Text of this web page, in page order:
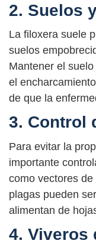
2. Suelos
La filoxera suele
suelos
Mantener el
el
de que la
3. Control
Para evitar la
importante
como vectores
plagas pueden
alimentan de
4. Viveros